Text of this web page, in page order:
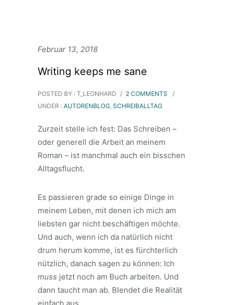
Februar 13, 2018
Writing keeps me sane
POSTED BY : T_LEONHARD / 2 COMMENTS
/
UNDER : AUTORENBLOG, SCHREIBALLTAG
Zurzeit stelle ich fest: Das Schreiben –
oder generell die Arbeit an meinem
Roman – ist manchmal auch ein bisschen
Alltagsflucht.
Es passieren grade so einige Dinge in
meinem Leben, mit denen ich mich am
liebsten gar nicht beschäftigen möchte.
Und auch, wenn ich da natürlich nicht
drum herum komme, ist es fürchterlich
nützlich, danach sagen zu können: Ich
muss jetzt noch am Buch arbeiten. Und
dann taucht man ab. Blendet die Realität